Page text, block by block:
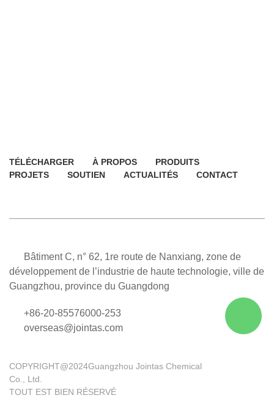
TÉLÉCHARGER À PROPOS
PRODUITS
PROJETS
SOUTIEN ACTUALITÉS CONTACT
Bâtiment C, n° 62, 1re route de Nanxiang, zone de
développement de l’industrie de haute technologie, ville de
Guangzhou, province du Guangdong
+86-20-85576000-253
overseas@jointas.com
COPYRIGHT@2024Guangzhou Jointas Chemical
Co., Ltd.
TOUT EST BIEN RÉSERVÉ